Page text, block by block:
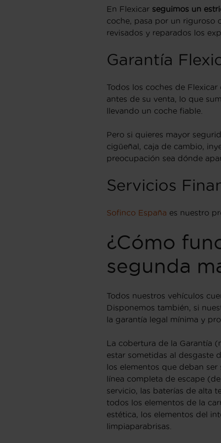
En Flexicar seguimos un
coche, pasa por un riguroso
revisados y reparados los
Garantía
Todos los coches de
antes de su venta, lo que
llevando un coche fiable.
Pero si quieres mayor
cigüeñal, caja de cambio,
preocupación sea dónde
Servicios
Sofinco España es nuestro
¿Cómo
segunda
Todos nuestros vehículos
Disponemos también, si
la garantía legal mínima y
La cobertura de la Garantía
estar sometidas al desgaste
los elementos que deban
línea completa de escape
servicio, las baterías de alta
todos los elementos de la
estética, los elementos del
limpiaparabrisas.